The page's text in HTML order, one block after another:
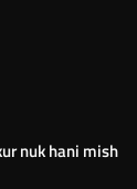
nuk hani mish